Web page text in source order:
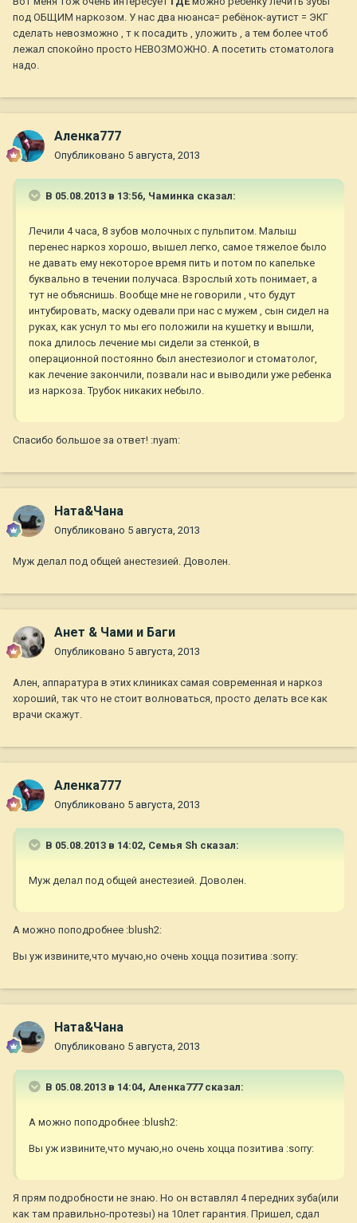
под ОБЩИМ наркозом. У нас два нюанса= ребёнок-аутист = ЭКГ
сделать невозможно , т к посадить , уложить , а тем более чтоб
лежал спокойно просто НЕВОЗМОЖНО. А посетить стоматолога
надо.
Аленка777
Опубликовано 5 августа, 2013
В 05.08.2013 в 13:56, Чаминка сказал:
Лечили 4 часа, 8 зубов молочных с пульпитом. Малыш
перенес наркоз хорошо, вышел легко, самое тяжелое было
не давать ему некоторое время пить и потом по капельке
буквально в течении получаса. Взрослый хоть понимает, а
тут не объяснишь. Вообще мне не говорили , что будут
интубировать, маску одевали при нас с мужем , сын сидел на
руках, как уснул то мы его положили на кушетку и вышли,
пока длилось лечение мы сидели за стенкой, в
операционной постоянно был анестезиолог и стоматолог,
как лечение закончили, позвали нас и выводили уже ребенка
из наркоза. Трубок никаких небыло.
Спасибо большое за ответ! :nyam:
Ната&Чана
Опубликовано 5 августа, 2013
Муж делал под общей анестезией. Доволен.
Анет & Чами и Баги
Опубликовано 5 августа, 2013
Ален, аппаратура в этих клиниках самая современная и наркоз
хороший, так что не стоит волноваться, просто делать все как
врачи скажут.
Аленка777
Опубликовано 5 августа, 2013
В 05.08.2013 в 14:02, Семья Sh сказал:
Муж делал под общей анестезией. Доволен.
А можно поподробнее :blush2:
Вы уж извините,что мучаю,но очень хоцца позитива :sorry:
Ната&Чана
Опубликовано 5 августа, 2013
В 05.08.2013 в 14:04, Аленка777 сказал:
А можно поподробнее :blush2:
Вы уж извините,что мучаю,но очень хоцца позитива :sorry:
Я прям подробности не знаю. Но он вставлял 4 передних зуба(или
как там правильно-протезы) на 10лет гарантия. Пришел, сдал